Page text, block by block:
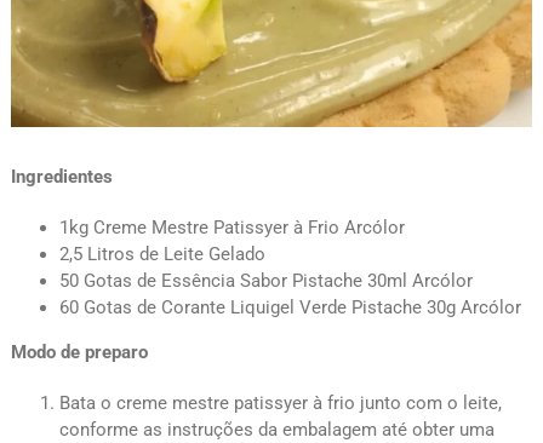
Ingredientes
1kg Creme Mestre Patissyer à Frio Arcólor
2,5 Litros de Leite Gelado
50 Gotas de Essência Sabor Pistache 30ml Arcólor
60 Gotas de Corante Liquigel Verde Pistache 30g Arcólor
Modo de preparo
Bata o creme mestre patissyer à frio junto com o leite,
conforme as instruções da embalagem até obter uma